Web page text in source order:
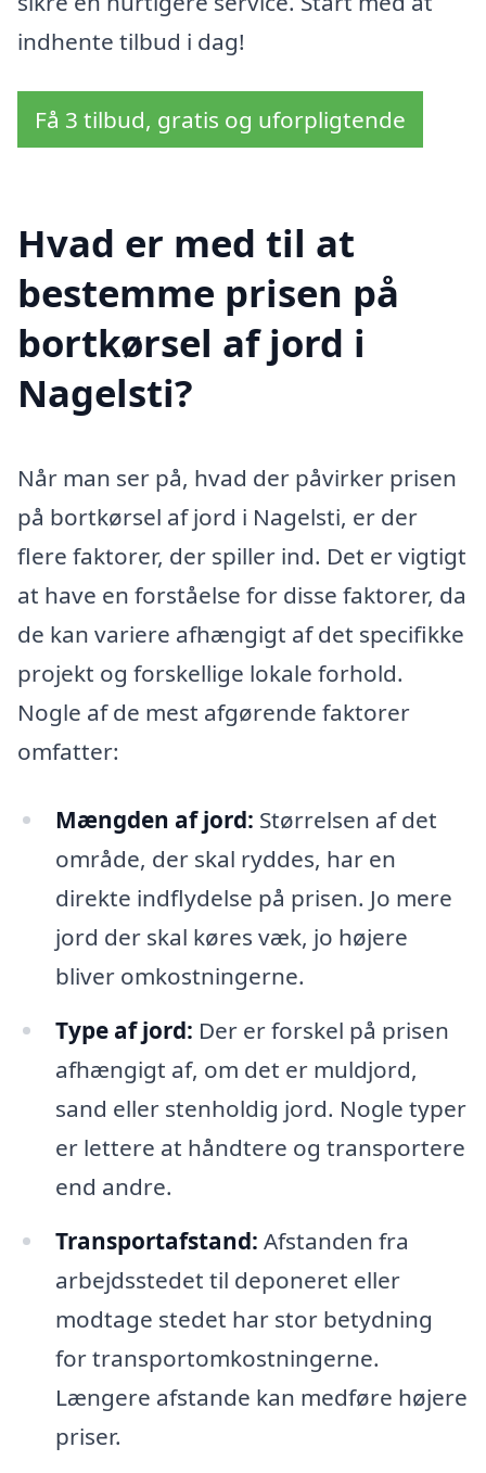
indhente tilbud i dag!
Få 3 tilbud, gratis og uforpligtende
Hvad er med til at
bestemme prisen på
bortkørsel af jord i
Nagelsti?
Når man ser på, hvad der påvirker prisen
på bortkørsel af jord i Nagelsti, er der
flere faktorer, der spiller ind. Det er vigtigt
at have en forståelse for disse faktorer, da
de kan variere afhængigt af det specifikke
projekt og forskellige lokale forhold.
Nogle af de mest afgørende faktorer
omfatter:
Mængden af jord: Størrelsen af det
område, der skal ryddes, har en
direkte indflydelse på prisen. Jo mere
jord der skal køres væk, jo højere
bliver omkostningerne.
Type af jord: Der er forskel på prisen
afhængigt af, om det er muldjord,
sand eller stenholdig jord. Nogle typer
er lettere at håndtere og transportere
end andre.
Transportafstand: Afstanden fra
arbejdsstedet til deponeret eller
modtage stedet har stor betydning
for transportomkostningerne.
Længere afstande kan medføre højere
priser.